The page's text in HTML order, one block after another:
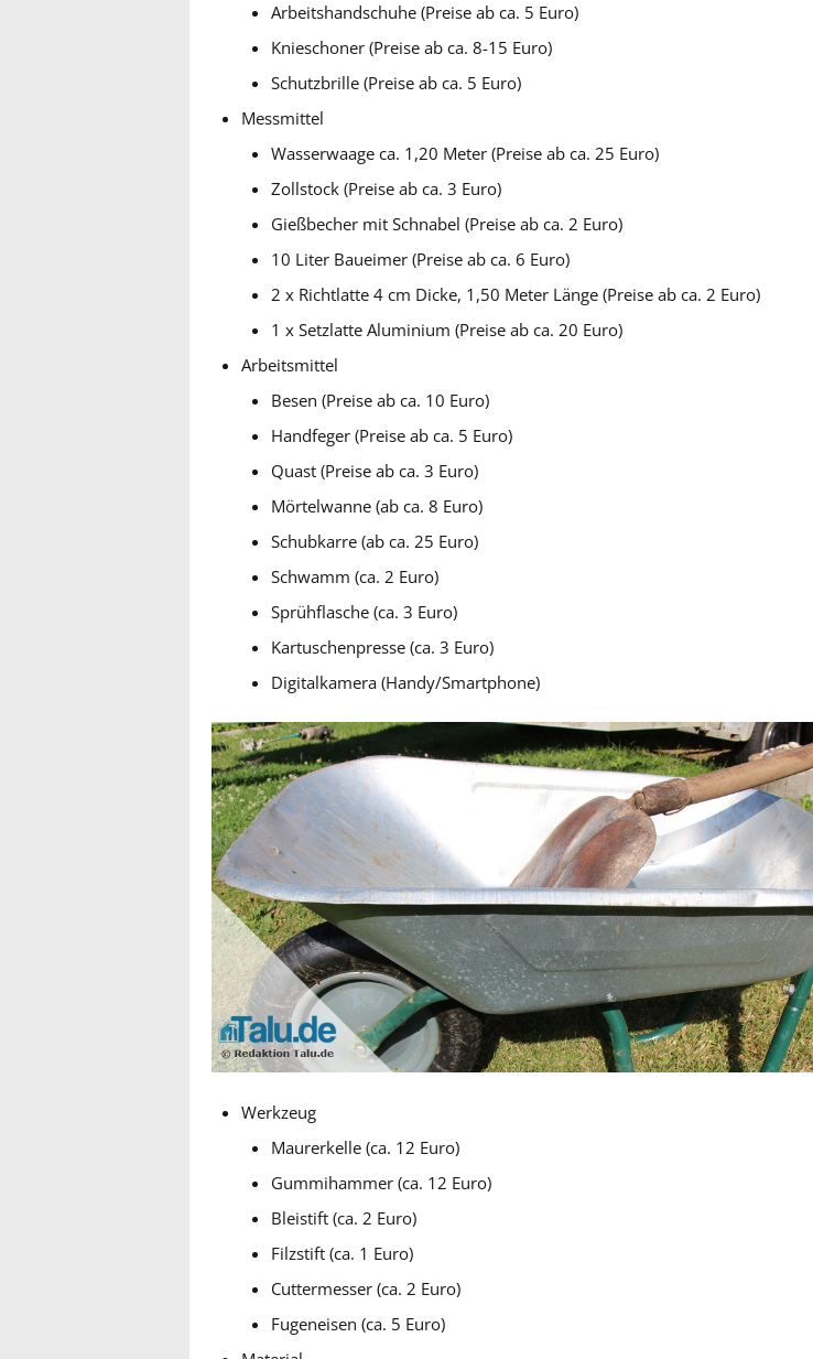
Arbeitshandschuhe (Preise ab ca. 5 Euro)
Knieschoner (Preise ab ca. 8-15 Euro)
Schutzbrille (Preise ab ca. 5 Euro)
Messmittel
Wasserwaage ca. 1,20 Meter (Preise ab ca. 25 Euro)
Zollstock (Preise ab ca. 3 Euro)
Gießbecher mit Schnabel (Preise ab ca. 2 Euro)
10 Liter Baueimer (Preise ab ca. 6 Euro)
2 x Richtlatte 4 cm Dicke, 1,50 Meter Länge (Preise ab ca. 2 Euro)
1 x Setzlatte Aluminium (Preise ab ca. 20 Euro)
Arbeitsmittel
Besen (Preise ab ca. 10 Euro)
Handfeger (Preise ab ca. 5 Euro)
Quast (Preise ab ca. 3 Euro)
Mörtelwanne (ab ca. 8 Euro)
Schubkarre (ab ca. 25 Euro)
Schwamm (ca. 2 Euro)
Sprühflasche (ca. 3 Euro)
Kartuschenpresse (ca. 3 Euro)
Digitalkamera (Handy/Smartphone)
Werkzeug
Maurerkelle (ca. 12 Euro)
Gummihammer (ca. 12 Euro)
Bleistift (ca. 2 Euro)
Filzstift (ca. 1 Euro)
Cuttermesser (ca. 2 Euro)
Fugeneisen (ca. 5 Euro)